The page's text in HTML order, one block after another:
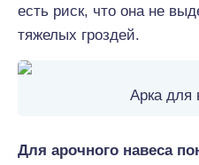
есть риск, что она не
тяжелых гроздей.
Арка для
Для арочного навеса